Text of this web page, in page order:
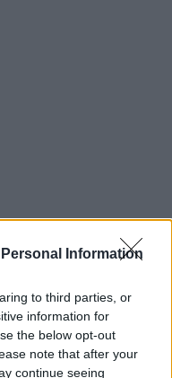
Information
to third parties, or
information for
the below opt-out
note that after your
continue seeing